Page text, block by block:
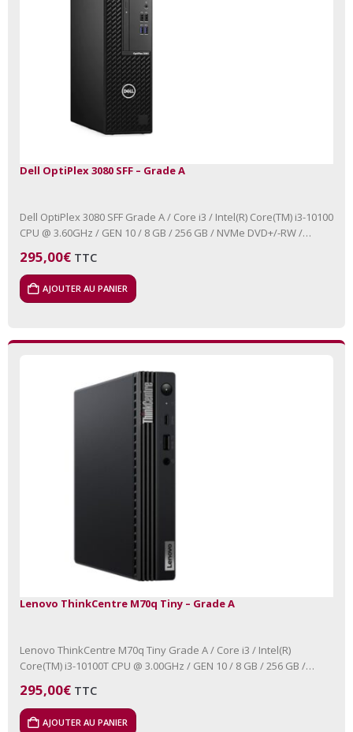
Dell OptiPlex 3080 SFF – Grade A
Dell OptiPlex 3080 SFF Grade A / Core i3 / Intel(R) Core(TM) i3-10100
CPU @ 3.60GHz / GEN 10 / 8 GB / 256 GB / NVMe DVD+/-RW /…
295,00€ TTC
AJOUTER AU PANIER
Lenovo ThinkCentre M70q Tiny – Grade A
Lenovo ThinkCentre M70q Tiny Grade A / Core i3 / Intel(R)
Core(TM) i3-10100T CPU @ 3.00GHz / GEN 10 / 8 GB / 256 GB /
295,00€ TTC
AJOUTER AU PANIER